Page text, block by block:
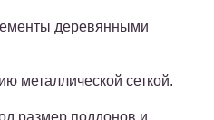
деревянными
металлической сеткой.